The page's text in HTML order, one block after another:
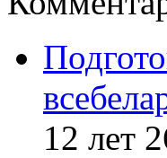
12 лет